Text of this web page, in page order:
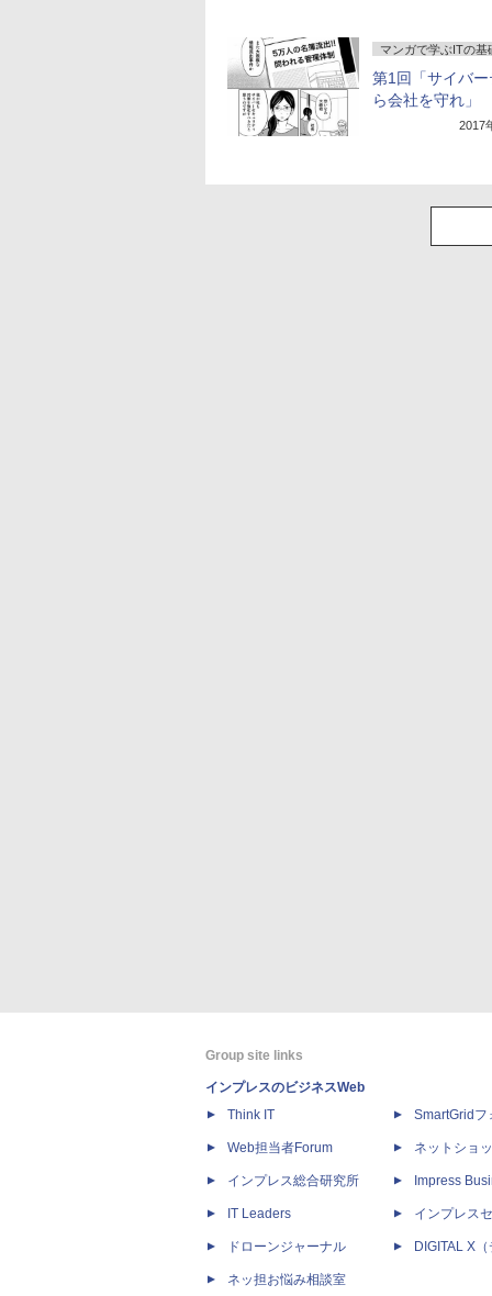
マンガで学ぶITの基
第1回「サイバ
ら会社を守れ」
2017
Group site links
インプレスのビジネスWeb
Think IT
Web担当者Forum
インプレス総合研究所
IT Leaders
ドローンジャーナル
ネッ担お悩み相談室
SmartGridフ
ネットショ
Impress
インプレス
DIGITAL X